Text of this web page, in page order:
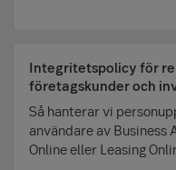
Integritetspolicy för
företagskunder och
Så hanterar vi
användare av Business
Online eller Leasing